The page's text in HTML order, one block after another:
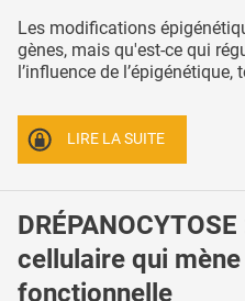
Les modifications
gènes, mais qu'est-ce qui
l’influence de l’épigénétique,
LIRE LA SUITE
cellulaire qui
fonctionnelle